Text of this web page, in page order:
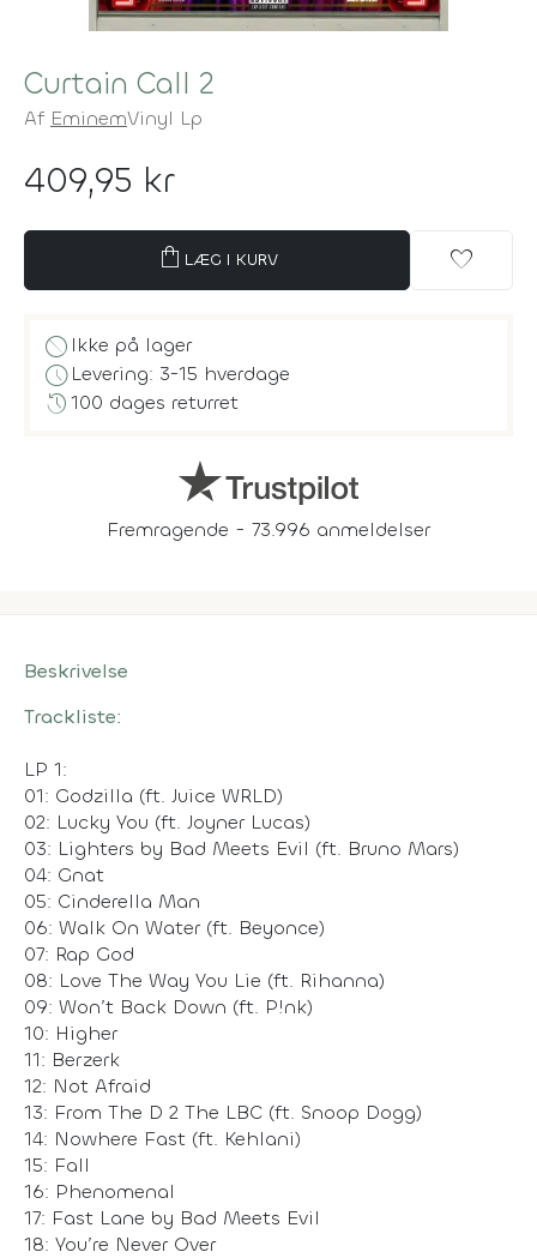
Curtain Call 2
Af EminemVinyl Lp
409,95 kr
shopping_bag LÆG I KURV favorite
block Ikke på lager
scheduleLevering: 3-15 hverdage
history100 dages returret
Fremragende - 73.996 anmeldelser
Beskrivelse
Trackliste:
LP 1:
01: Godzilla (ft. Juice WRLD)
02: Lucky You (ft. Joyner Lucas)
03: Lighters by Bad Meets Evil (ft. Bruno Mars)
04: Gnat
05: Cinderella Man
06: Walk On Water (ft. Beyonce)
07: Rap God
08: Love The Way You Lie (ft. Rihanna)
09: Won’t Back Down (ft. P!nk)
10: Higher
11: Berzerk
12: Not Afraid
13: From The D 2 The LBC (ft. Snoop Dogg)
14: Nowhere Fast (ft. Kehlani)
15: Fall
16: Phenomenal
17: Fast Lane by Bad Meets Evil
18: You’re Never Over